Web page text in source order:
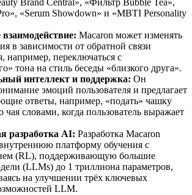
Brand Central», «Фильтр Bubble Tea»,
«Serum Showdown» и «MBTI Personality
Macaron может изменять
в зависимости от обратной связи
например, переключаться с
тона на стиль беседы «близкого друга».
интеллект и поддержка: Он
эмоций пользователя и предлагает
ответы, например, «подать» чашку
чая словами, когда пользователь выражает
разработка AI: Разработка Macaron
внутреннюю платформу обучения с
(RL), поддерживающую большие
(LLMs) до 1 триллиона параметров,
на улучшении трёх ключевых
LLM.